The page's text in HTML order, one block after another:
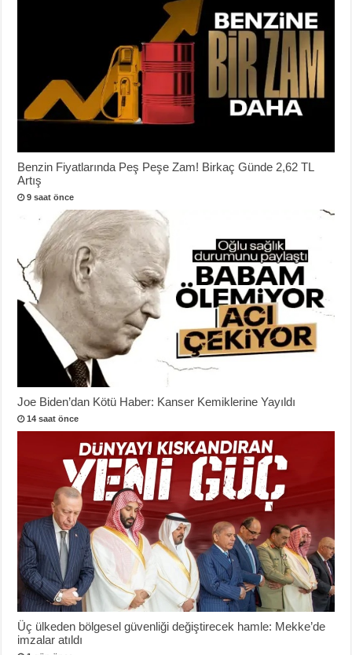
Benzin Fiyatlarında Peş Peşe Zam! Birkaç Günde 2,62 TL
Artış
9 saat önce
Joe Biden’dan Kötü Haber: Kanser Kemiklerine Yayıldı
14 saat önce
Üç ülkeden bölgesel güvenliği değiştirecek hamle: Mekke’de
imzalar atıldı